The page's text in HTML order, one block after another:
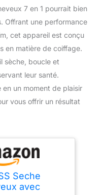
7 en 1 pourrait bien
Offrant une performance
cet appareil est conçu
en matière de coiffage.
sèche, boucle et
leur santé.
un moment de plaisir
vous offrir un résultat
Seche
avec